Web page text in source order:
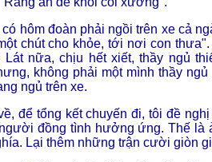
hôm đoàn phải ngồi trên xe cả
chút cho khỏe, tới nơi con
Lát nữa, chịu hết xiết, thầy ngủ
không phải một mình thầy
ngủ trên xe.
để tổng kết chuyến đi, tôi đề
đồng tình hưởng ứng. Thế là
Lại thêm những trận cười giòn